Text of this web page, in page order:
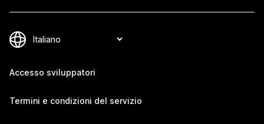
Accesso sviluppatori
Termini e condizioni del servizio